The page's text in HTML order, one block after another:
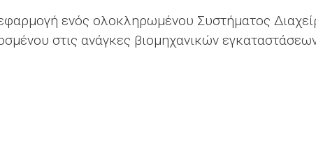
ενός ολοκληρωμένου Συστήματος
στις ανάγκες βιομηχανικών